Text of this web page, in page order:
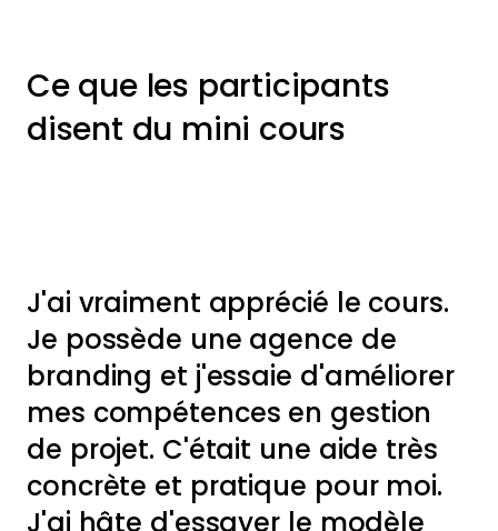
Ce que les participants
disent du mini cours
J'ai vraiment apprécié le cours.
Je possède une agence de
branding et j'essaie d'améliorer
mes compétences en gestion
de projet. C'était une aide très
concrète et pratique pour moi.
J'ai hâte d'essayer le modèle